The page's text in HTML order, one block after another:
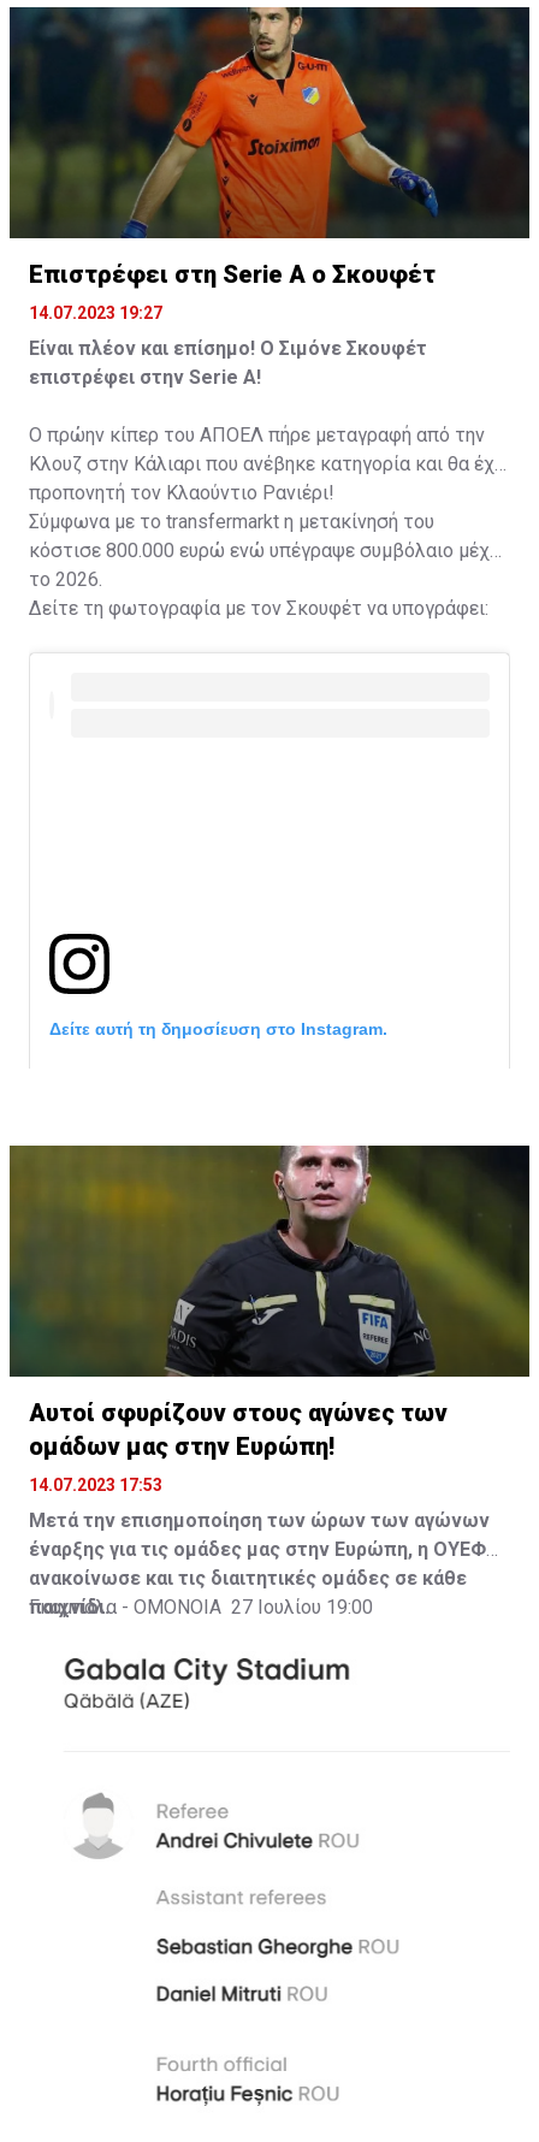
Επιστρέφει στη Serie A ο Σκουφέτ
14.07.2023 19:27
Είναι πλέον και επίσημο! Ο Σιμόνε Σκουφέτ
επιστρέφει στην Serie A!
Ο πρώην κίπερ του ΑΠΟΕΛ πήρε μεταγραφή από την
Κλουζ στην Κάλιαρι που ανέβηκε κατηγορία και θα έχει
προπονητή τον Κλαούντιο Ρανιέρι!
Σύμφωνα με το transfermarkt η μετακίνησή του
κόστισε 800.000 ευρώ ενώ υπέγραψε συμβόλαιο μέχρι
το 2026.
Δείτε τη φωτογραφία με τον Σκουφέτ να υπογράφει:
Δείτε αυτή τη δημοσίευση στο Instagram.
Αυτοί σφυρίζουν στους αγώνες των
ομάδων μας στην Ευρώπη!
14.07.2023 17:53
Μετά την επισημοποίηση των ώρων των αγώνων
έναρξης για τις ομάδες μας στην Ευρώπη, η ΟΥΕΦΑ
ανακοίνωσε και τις διαιτητικές ομάδες σε κάθε
παιχνίδι.
Γκαμπάλα - ΟΜΟΝΟΙΑ 27 Ιουλίου 19:00